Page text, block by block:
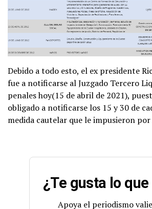
Debido a todo esto, el ex presidente
fue a notificarse al Juzgado Tercero
penales hoy(15 de abril de 2021),
obligado a notificarse los 15 y 30 de
medida cautelar que le impusieron por
¿Te gusta lo
Apoya el periodismo